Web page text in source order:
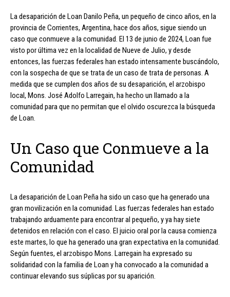
La desaparición de Loan Danilo Peña, un pequeño de cinco años, en la
provincia de Corrientes, Argentina, hace dos años, sigue siendo un
caso que conmueve a la comunidad. El 13 de junio de 2024, Loan fue
visto por última vez en la localidad de Nueve de Julio, y desde
entonces, las fuerzas federales han estado intensamente buscándolo,
con la sospecha de que se trata de un caso de trata de personas. A
medida que se cumplen dos años de su desaparición, el arzobispo
local, Mons. José Adolfo Larregain, ha hecho un llamado a la
comunidad para que no permitan que el olvido oscurezca la búsqueda
de Loan.
Un Caso que Conmueve a la
Comunidad
La desaparición de Loan Peña ha sido un caso que ha generado una
gran movilización en la comunidad. Las fuerzas federales han estado
trabajando arduamente para encontrar al pequeño, y ya hay siete
detenidos en relación con el caso. El juicio oral por la causa comienza
este martes, lo que ha generado una gran expectativa en la comunidad.
Según fuentes, el arzobispo Mons. Larregain ha expresado su
solidaridad con la familia de Loan y ha convocado a la comunidad a
continuar elevando sus súplicas por su aparición.